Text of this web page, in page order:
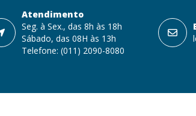
Atendimento
Seg. à Sex., das 8h às 18h
Sábado, das 08H às 13h
Telefone: (011) 2090-8080